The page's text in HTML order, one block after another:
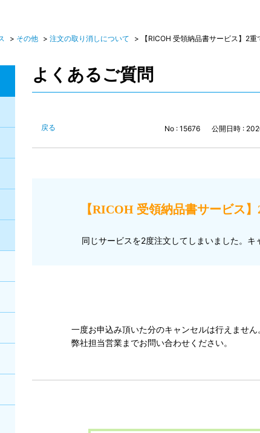
> その他 > 注文の取り消しについて > 【RICOH 受領納品書サービス】2
よくあるご質問
戻る No : 15676 公開日時 :
【RICOH 受領納品書サービス
同じサービスを2度注文してしまいました。キ
一度お申込み頂いた分のキャンセルは行えません
弊社担当営業までお問い合わせください。